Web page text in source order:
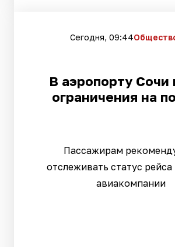
Сегодня, 09:44
В аэропорту Сочи
ограничения на
Пассажирам
отслеживать статус рейса
авиакомпании